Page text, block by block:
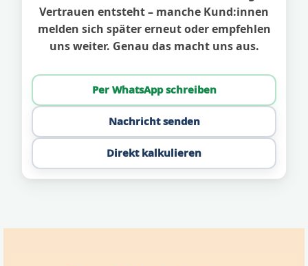
Vertrauen entsteht – manche Kund:innen
melden sich später erneut oder empfehlen
uns weiter. Genau das macht uns aus.
Per WhatsApp schreiben
Nachricht senden
Direkt kalkulieren